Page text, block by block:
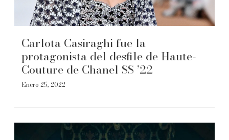
Carlota Casiraghi fue la
protagonista del desfile de Haute-
Couture de Chanel SS ’22
Enero 25, 2022